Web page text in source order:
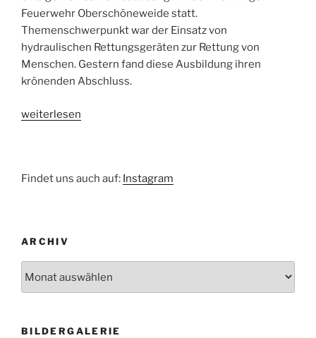
Feuerwehr Oberschöneweide statt.
Themenschwerpunkt war der Einsatz von
hydraulischen Rettungsgeräten zur Rettung von
Menschen. Gestern fand diese Ausbildung ihren
krönenden Abschluss.
„Voneinander
weiterlesen
Findet uns auch auf: Instagram
ARCHIV
BILDERGALERIE